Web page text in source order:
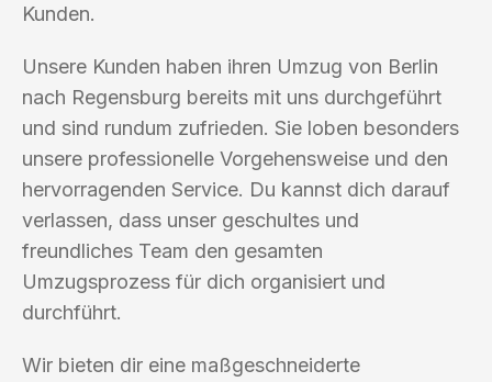
Kunden.
Unsere Kunden haben ihren Umzug von Berlin
nach Regensburg bereits mit uns durchgeführt
und sind rundum zufrieden. Sie loben besonders
unsere professionelle Vorgehensweise und den
hervorragenden Service. Du kannst dich darauf
verlassen, dass unser geschultes und
freundliches Team den gesamten
Umzugsprozess für dich organisiert und
durchführt.
Wir bieten dir eine maßgeschneiderte